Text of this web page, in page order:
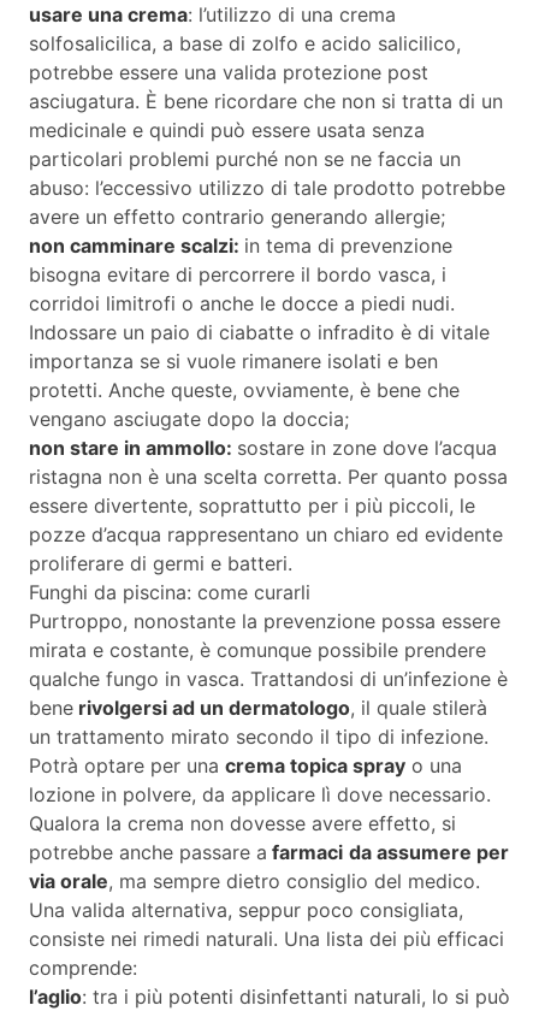
usare una crema: l’utilizzo di una crema
solfosalicilica, a base di zolfo e acido salicilico,
potrebbe essere una valida protezione post
asciugatura. È bene ricordare che non si tratta di un
medicinale e quindi può essere usata senza
particolari problemi purché non se ne faccia un
abuso: l’eccessivo utilizzo di tale prodotto potrebbe
avere un effetto contrario generando allergie;
non camminare scalzi: in tema di prevenzione
bisogna evitare di percorrere il bordo vasca, i
corridoi limitrofi o anche le docce a piedi nudi.
Indossare un paio di ciabatte o infradito è di vitale
importanza se si vuole rimanere isolati e ben
protetti. Anche queste, ovviamente, è bene che
vengano asciugate dopo la doccia;
non stare in ammollo: sostare in zone dove l’acqua
ristagna non è una scelta corretta. Per quanto possa
essere divertente, soprattutto per i più piccoli, le
pozze d’acqua rappresentano un chiaro ed evidente
proliferare di germi e batteri.
Funghi da piscina: come curarli
Purtroppo, nonostante la prevenzione possa essere
mirata e costante, è comunque possibile prendere
qualche fungo in vasca. Trattandosi di un’infezione è
bene rivolgersi ad un dermatologo, il quale stilerà
un trattamento mirato secondo il tipo di infezione.
Potrà optare per una crema topica spray o una
lozione in polvere, da applicare lì dove necessario.
Qualora la crema non dovesse avere effetto, si
potrebbe anche passare a farmaci da assumere per
via orale, ma sempre dietro consiglio del medico.
Una valida alternativa, seppur poco consigliata,
consiste nei rimedi naturali. Una lista dei più efficaci
comprende:
l’aglio: tra i più potenti disinfettanti naturali, lo si può